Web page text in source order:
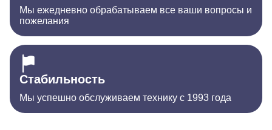
Мы ежедневно обрабатываем все ваши вопросы и
пожелания
Стабильность
Мы успешно обслуживаем технику с 1993 года